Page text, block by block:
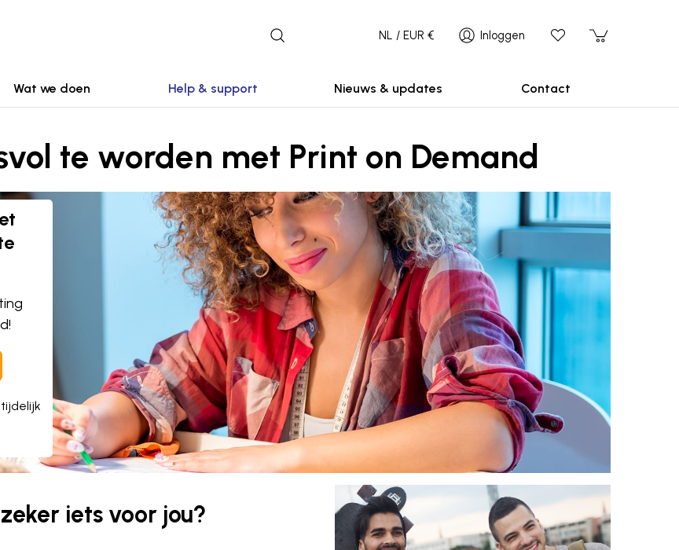
NL / EUR € Inloggen
Wat we doen Help & support Nieuws & updates Contact
te worden met Print on Demand
iets voor jou?